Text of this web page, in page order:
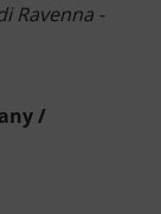
Ravenna -
/